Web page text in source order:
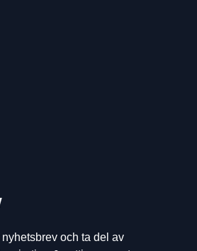
och ta del av